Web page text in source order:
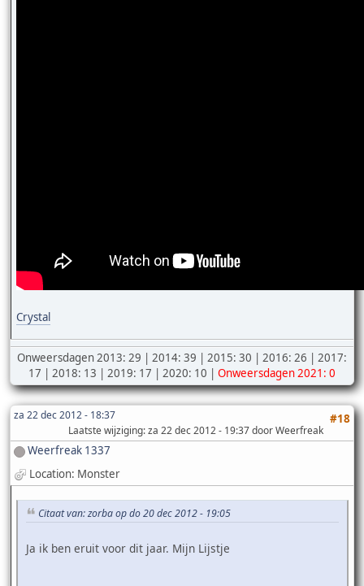
Crystal
Onweersdagen 2013: 29 | 2014: 39 | 2015: 30 | 2016: 26 | 2017:
17 | 2018: 13 | 2019: 17 | 2020: 10 | Onweersdagen 2021: 0
za 22 dec 2012 - 18:37 #18
Laatste wijziging: za 22 dec 2012 - 19:37 door Weerfreak
Weerfreak 1337
Location: Monster
Citaat van: zorba op do 20 dec 2012 - 19:05
Ja ik ben eruit voor dit jaar. Mijn Lijstje